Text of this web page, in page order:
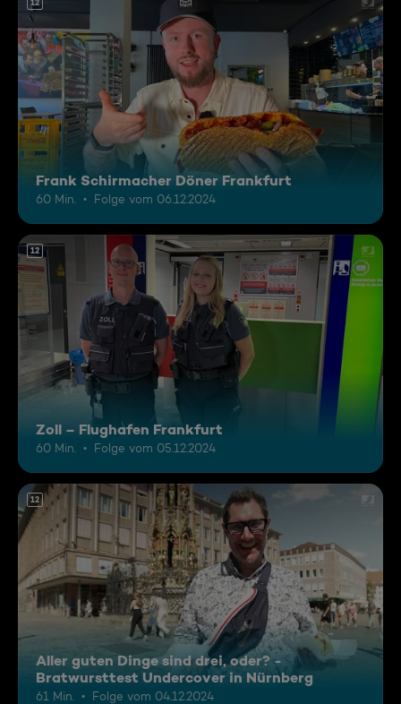
12
Frank Schirmacher Döner Frankfurt
60 Min. Folge vom 06.12.2024
12
Zoll – Flughafen Frankfurt
60 Min. Folge vom 05.12.2024
12
Aller guten Dinge sind drei, oder? -
Bratwursttest Undercover in Nürnberg
61 Min. Folge vom 04.12.2024